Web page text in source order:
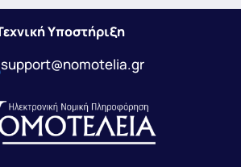
Υποστήριξη
support@nomotelia.gr